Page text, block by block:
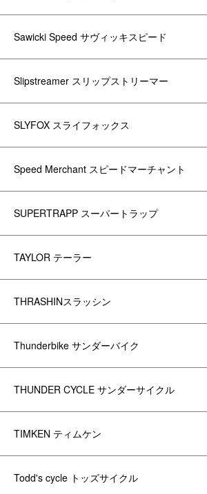
Sawicki Speed サヴィッキスピード
Slipstreamer スリップストリーマー
SLYFOX スライフォックス
Speed Merchant スピードマーチャント
SUPERTRAPP スーパートラップ
TAYLOR テーラー
THRASHINスラッシン
Thunderbike サンダーバイク
THUNDER CYCLE サンダーサイクル
TIMKEN ティムケン
Todd's cycle トッズサイクル